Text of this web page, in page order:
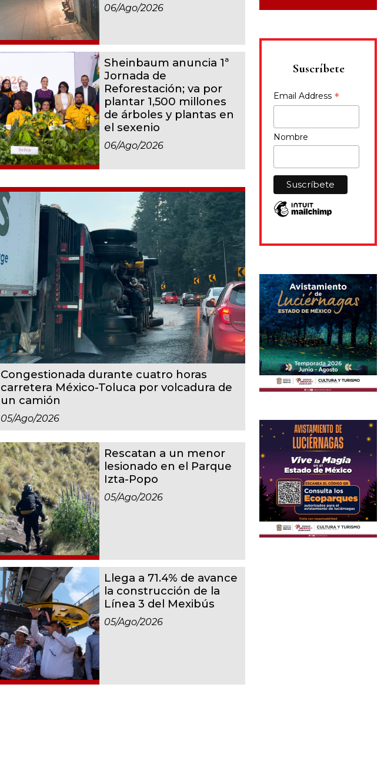
06/ago/2026
Sheinbaum anuncia 1ª
Jornada de
Reforestación; va por
plantar 1,500 millones
de árboles y plantas en
el sexenio
06/ago/2026
Congestionada durante cuatro horas
carretera México-Toluca por volcadura de
un camión
05/ago/2026
Rescatan a un menor
lesionado en el Parque
Izta-Popo
05/ago/2026
Llega a 71.4% de avance
la construcción de la
Línea 3 del Mexibús
05/ago/2026
Suscríbete
Email Address *
Nombre